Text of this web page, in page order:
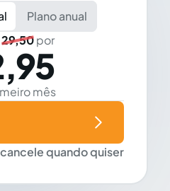
Plano anual
29,50por
mês
quando quiser